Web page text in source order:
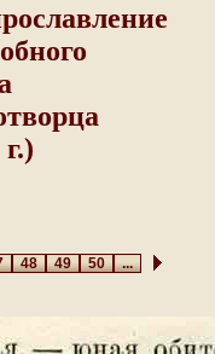
484950...